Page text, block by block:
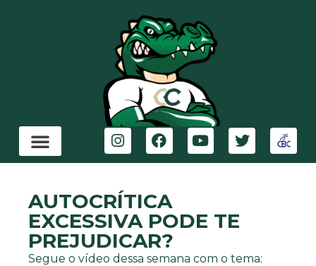
AUTOCRÍTICA
EXCESSIVA PODE TE
PREJUDICAR?
Segue o vídeo dessa semana com o tema: